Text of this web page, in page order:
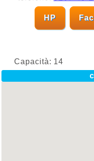
HP
Capacità: 14